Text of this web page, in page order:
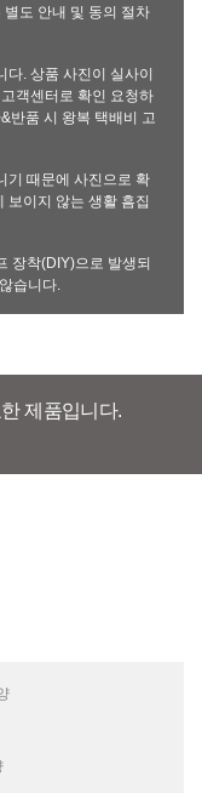
도 안내 및 동의 절차
. 상품 사진이 실사이
객센터로 확인 요청하
반품 시 왕복 택배비 고
기 때문에 사진으로 확
보이지 않는 생활 흠집
장착(DIY)으로 발생되
습니다.
제품입니다.